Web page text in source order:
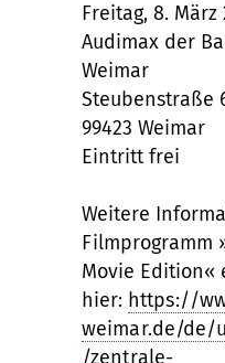
Freitag, 8. März
Audimax der
Weimar
Steubenstraße
99423 Weimar
Eintritt frei
Weitere
Filmprogramm
Movie Edition«
hier: https://
weimar.de/de/
/zentrale-